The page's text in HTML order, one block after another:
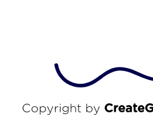
Copyright by